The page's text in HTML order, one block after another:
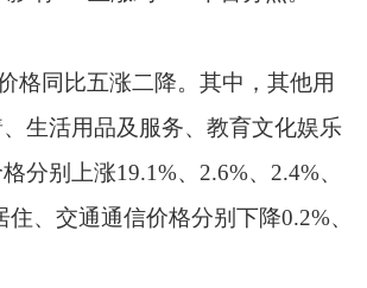
格同比五涨二降。其中，其他用
生活用品及服务、教育文化娱乐
分别上涨19.1%、 2.6%、 2.4%、
住、交通通信价格分别下降0.2%、